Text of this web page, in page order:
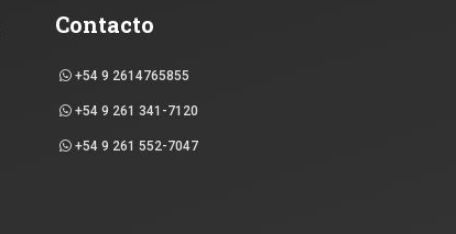
Contacto
+54 9 2614765855
+54 9 261 341-7120
+54 9 261 552-7047